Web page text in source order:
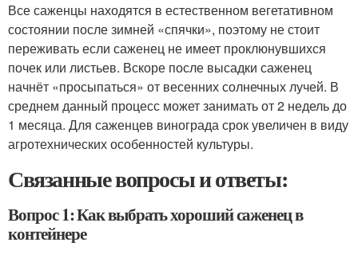
Все саженцы находятся в естественном вегетативном
состоянии после зимней «спячки», поэтому не стоит
переживать если саженец не имеет проклюнувшихся
почек или листьев. Вскоре после высадки саженец
начнёт «просыпаться» от весенних солнечных лучей. В
среднем данный процесс может занимать от 2 недель до
1 месяца. Для саженцев винограда срок увеличен в виду
агротехнических особенностей культуры.
Связанные вопросы и ответы:
Вопрос 1: Как выбрать хороший саженец в
контейнере